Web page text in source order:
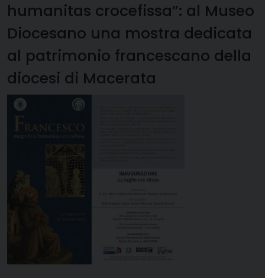
humanitas crocefissa”: al Museo
Diocesano una mostra dedicata
al patrimonio francescano della
diocesi di Macerata